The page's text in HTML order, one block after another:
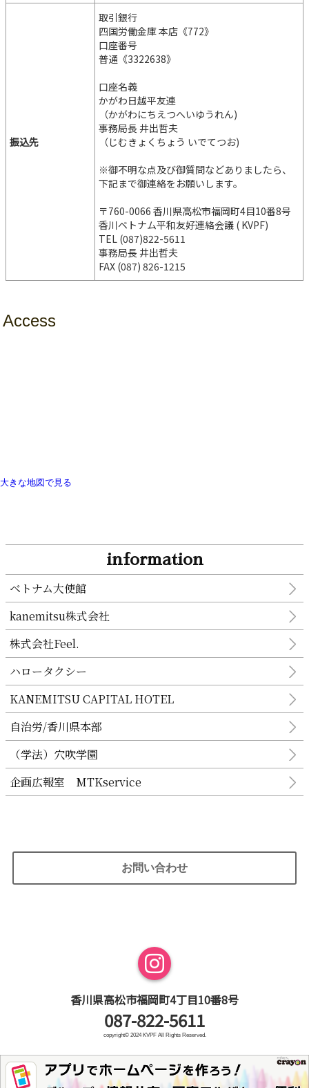
振込先
取引銀行
四国労働金庫 本店《772》
口座番号
普通《3322638》
口座名義
かがわ日越平友連
（かがわにちえつへいゆうれん)
事務局長 井出哲夫
（じむきょくちょう いでてつお)
※御不明な点及び御質問などありましたら、
下記まで御連絡をお願いします。
〒760-0066 香川県高松市福岡町4目10番8号
香川ベトナム平和友好連絡会議 ( KVPF)
TEL (087)822-5611
事務局長 井出哲夫
FAX (087) 826-1215
Access
大きな地図で見る
information
ベトナム大使館
kanemitsu株式会社
株式会社Feel.
ハロータクシー
KANEMITSU CAPITAL HOTEL
自治労/香川県本部
（学法）穴吹学園
企画広報室 MTKservice
お問い合わせ
香川県高松市福岡町4丁目10番8号
087-822-5611
copyright© 2024 KVPF All Rights Reserved.